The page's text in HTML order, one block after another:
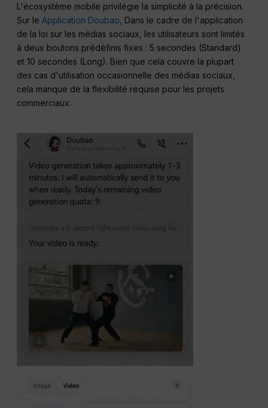
L'écosystème mobile privilégie la simplicité à la précision.
Sur leApplication Doubao , Dans le cadre de l'application
de la loi sur les médias sociaux, les utilisateurs sont limités
à deux boutons prédéfinis fixes : 5 secondes (Standard)
et 10 secondes (Long). Bien que cela couvre la plupart
des cas d'utilisation occasionnelle des médias sociaux,
cela manque de la flexibilité requise pour les projets
commerciaux.